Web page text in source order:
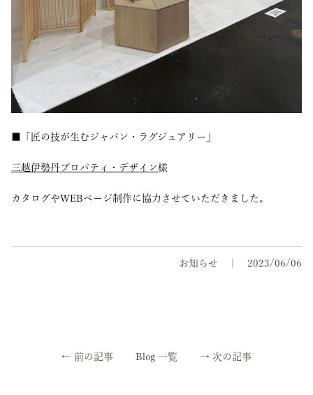
■「匠の技が生むジャパン・ラグジュアリー」
三越伊勢丹プロパティ・デザイン様
カタログやWEBページ制作に協力させていただきました。
お知らせ 2023/06/06
← 前の記事 Blog 一覧 → 次の記事